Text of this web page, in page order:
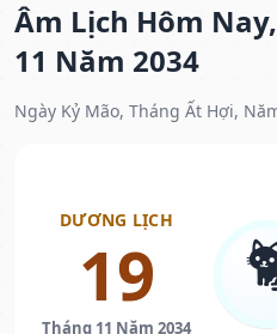
Âm Lịch Hôm
11 Năm 2034
Ngày Kỷ Mão, Tháng Ất Hợi,
DƯƠNG LỊCH
19
Tháng 11 Năm 2034